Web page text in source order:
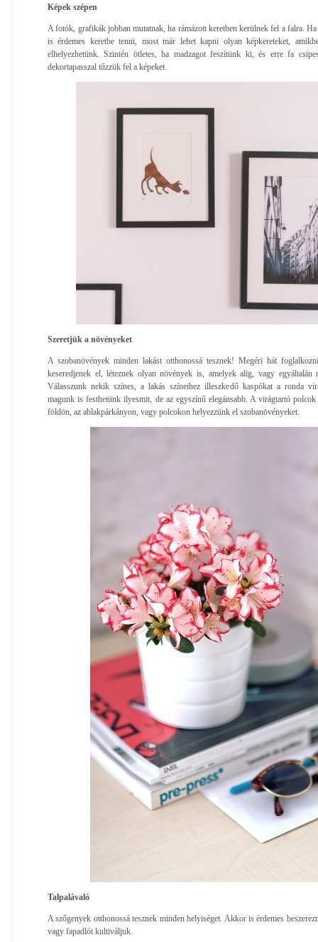
Képek szépen
A fotók, grafikák jobban mutatnak, ha rámázott keretben kerülnek fel a falra.
is érdemes keretbe tenni, most már lehet kapni olyan képkereteket,
elhelyezhetünk. Szintén ötletes, ha madzagot feszítünk ki, és erre fa
dekortapasszal tűzzük fel a képeket.
Szeretjük a növényeket
A szobanövények minden lakást otthonossá tesznek! Megéri hát
keseredjenek el, léteznek olyan növények is, amelyek alig, vagy egyáltalán
Válasszunk nekik színes, a lakás színeihez illeszkedő kaspókat a ronda
magunk is festhetünk ilyesmit, de az egyszínű elegánsabb. A virágtartó
földön, az ablakpárkányon, vagy polcokon helyezzünk el szobanövényeket.
Talpalávaló
A szőgenyek otthonossá tesznek minden helyiséget. Akkor is érdemes
vagy fapadlót kultiváljuk.